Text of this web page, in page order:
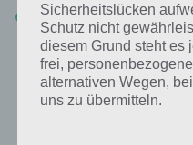
Level 10: Auf
Zombies an. Hier müsst ihr
auf den Schaltkasten links
oben links nach unten
auf die Objekte rauf, damit
Sicherheitslücken
Schutz nicht
diesem Grund steht es
frei,
alternativen Wegen,
uns zu übermitteln.